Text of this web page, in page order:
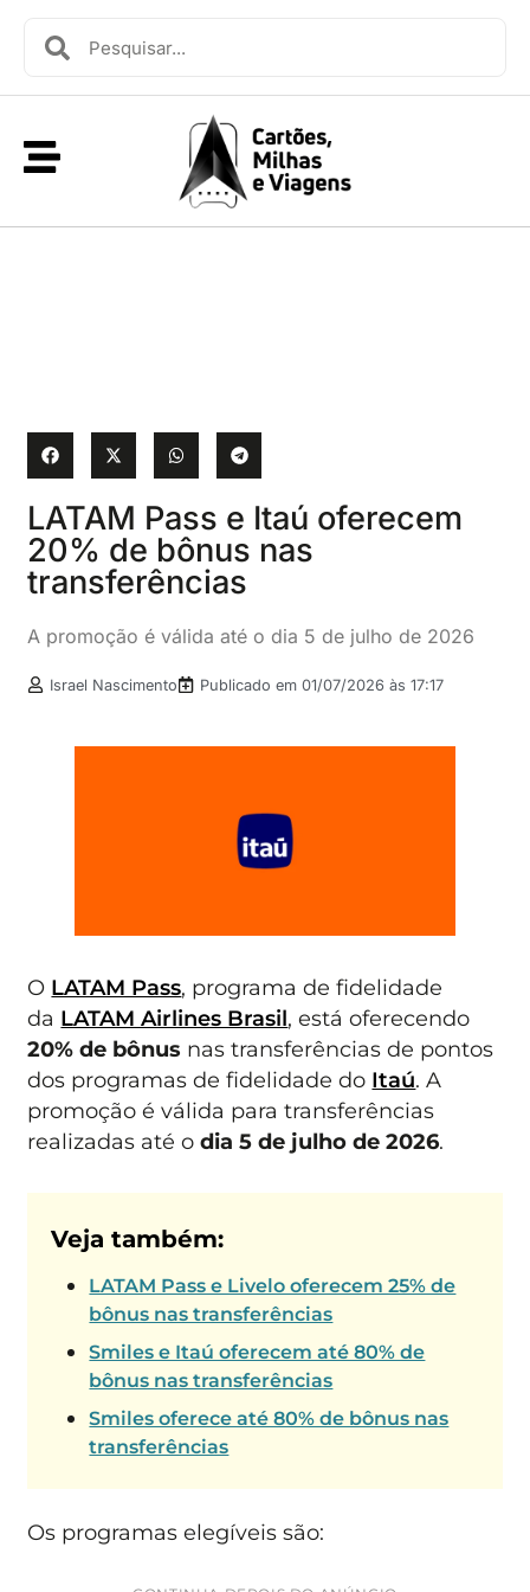
LATAM Pass e Itaú oferecem
20% de bônus nas
transferências
A promoção é válida até o dia 5 de julho de 2026
Israel Nascimento Publicado em01/07/2026 às 17:17
O LATAM Pass, programa de fidelidade
da LATAM Airlines Brasil, está oferecendo
20% de bônus nas transferências de pontos
dos programas de fidelidade do Itaú. A
promoção é válida para transferências
realizadas até odia 5 de julho de 2026.
Veja também:
LATAM Pass e Livelo oferecem 25% de
bônus nas transferências
Smiles e Itaú oferecem até 80% de
bônus nas transferências
Smiles oferece até 80% de bônus nas
transferências
Os programas elegíveis são: